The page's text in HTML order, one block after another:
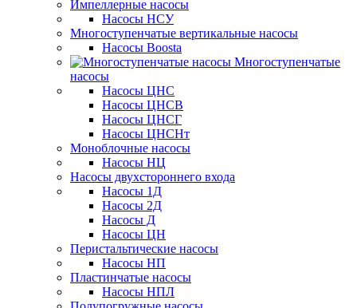
Импеллерные насосы
Насосы НСУ
Многоступенчатые вертикальные насосы
Насосы Boosta
Многоступенчатые
насосы
Насосы ЦНС
Насосы ЦНСВ
Насосы ЦНСГ
Насосы ЦНСНт
Моноблочные насосы
Насосы НЦ
Насосы двухстороннего входа
Насосы 1Д
Насосы 2Д
Насосы Д
Насосы ЦН
Перистальтические насосы
Насосы НП
Пластинчатые насосы
Насосы НПЛ